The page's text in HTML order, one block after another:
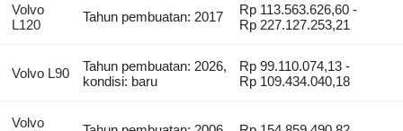
Volvo
L120
Tahun pembuatan: 2017
Rp 113.563.626,60 -
Rp 227.127.253,21
Volvo L90
Tahun pembuatan: 2026,
kondisi: baru
Rp 99.110.074,13 -
Rp 109.434.040,18
Volvo